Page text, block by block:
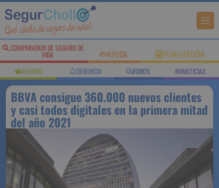
COMPARADOR DE SEGURO DE
VIDA AYUDA PENALIZACIÓN
AHORRO DENUNCIA FOROS NOTICIAS
BBVA consigue 360.000 nuevos clientes
y casi todos digitales en la primera mitad
del año 2021